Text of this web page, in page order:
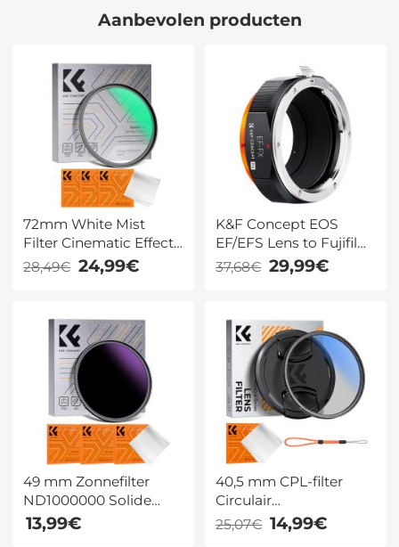
28-Laags Nano-
28-Laags Nano-
Aanbevolen producten
72mm White Mist
Filter Cinematic Effect
Filter met 18
Landschapsfotografie
Nano Klear Serie
28,49€ 24,99€
K&F Concept EOS
EF/EFS Lens to Fujifilm
X Mount Adapter
37,68€ 29,99€
49 mm Zonnefilter
ND1000000 Solide
Neutrale Dichtheid
Lens Filter Voor Eclipse
13,99€
40,5 mm CPL-filter
Circulair
polarisatiefilter met
lensdop Optisch glas
25,07€ 14,99€